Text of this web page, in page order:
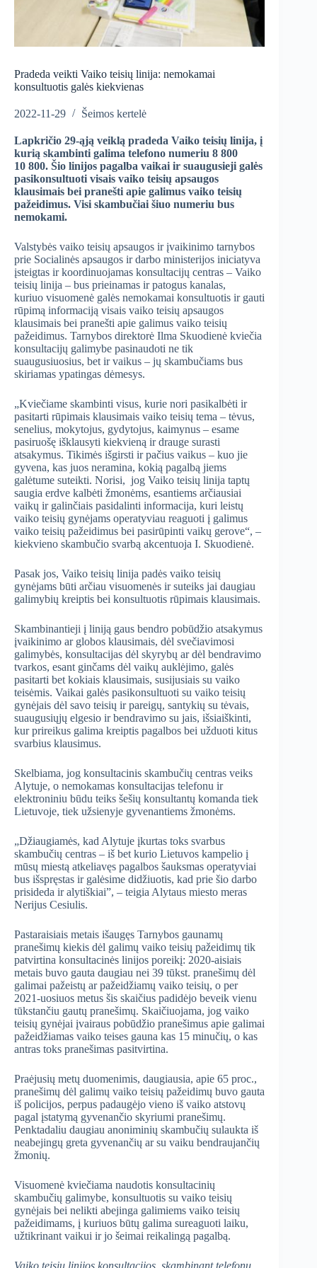
Pradeda veikti Vaiko teisių linija: nemokamai
konsultuotis galės kiekvienas
2022-11-29 Šeimos kertelė
Lapkričio 29-ąją veiklą pradeda Vaiko teisių linija, į
kurią skambinti galima telefono numeriu 8 800
10 800. Šio linijos pagalba vaikai ir suaugusieji galės
pasikonsultuoti visais vaiko teisių apsaugos
klausimais bei pranešti apie galimus vaiko teisių
pažeidimus. Visi skambučiai šiuo numeriu bus
nemokami.
Valstybės vaiko teisių apsaugos ir įvaikinimo tarnybos
prie Socialinės apsaugos ir darbo ministerijos iniciatyva
įsteigtas ir koordinuojamas konsultacijų centras – Vaiko
teisių linija – bus prieinamas ir patogus kanalas,
kuriuo visuomenė galės nemokamai konsultuotis ir gauti
rūpimą informaciją visais vaiko teisių apsaugos
klausimais bei pranešti apie galimus vaiko teisių
pažeidimus. Tarnybos direktorė Ilma Skuodienė kviečia
konsultacijų galimybe pasinaudoti ne tik
suaugusiuosius, bet ir vaikus – jų skambučiams bus
skiriamas ypatingas dėmesys.
„Kviečiame skambinti visus, kurie nori pasikalbėti ir
pasitarti rūpimais klausimais vaiko teisių tema – tėvus,
senelius, mokytojus, gydytojus, kaimynus – esame
pasiruošę išklausyti kiekvieną ir drauge surasti
atsakymus. Tikimės išgirsti ir pačius vaikus – kuo jie
gyvena, kas juos neramina, kokią pagalbą jiems
galėtume suteikti. Norisi, jog Vaiko teisių linija taptų
saugia erdve kalbėti žmonėms, esantiems arčiausiai
vaikų ir galinčiais pasidalinti informacija, kuri leistų
vaiko teisių gynėjams operatyviau reaguoti į galimus
vaiko teisių pažeidimus bei pasirūpinti vaikų gerove“, –
kiekvieno skambučio svarbą akcentuoja I. Skuodienė.
Pasak jos, Vaiko teisių linija padės vaiko teisių
gynėjams būti arčiau visuomenės ir suteiks jai daugiau
galimybių kreiptis bei konsultuotis rūpimais klausimais.
Skambinantieji į liniją gaus bendro pobūdžio atsakymus
įvaikinimo ar globos klausimais, dėl svečiavimosi
galimybės, konsultacijas dėl skyrybų ar dėl bendravimo
tvarkos, esant ginčams dėl vaikų auklėjimo, galės
pasitarti bet kokiais klausimais, susijusiais su vaiko
teisėmis. Vaikai galės pasikonsultuoti su vaiko teisių
gynėjais dėl savo teisių ir pareigų, santykių su tėvais,
suaugusiųjų elgesio ir bendravimo su jais, išsiaiškinti,
kur prireikus galima kreiptis pagalbos bei užduoti kitus
svarbius klausimus.
Skelbiama, jog konsultacinis skambučių centras veiks
Alytuje, o nemokamas konsultacijas telefonu ir
elektroniniu būdu teiks šešių konsultantų komanda tiek
Lietuvoje, tiek užsienyje gyvenantiems žmonėms.
„Džiaugiamės, kad Alytuje įkurtas toks svarbus
skambučių centras – iš bet kurio Lietuvos kampelio į
mūsų miestą atkeliavęs pagalbos šauksmas operatyviai
bus išspręstas ir galėsime didžiuotis, kad prie šio darbo
prisideda ir alytiškiai”, – teigia Alytaus miesto meras
Nerijus Cesiulis.
Pastaraisiais metais išaugęs Tarnybos gaunamų
pranešimų kiekis dėl galimų vaiko teisių pažeidimų tik
patvirtina konsultacinės linijos poreikį: 2020-aisiais
metais buvo gauta daugiau nei 39 tūkst. pranešimų dėl
galimai pažeistų ar pažeidžiamų vaiko teisių, o per
2021-uosiuos metus šis skaičius padidėjo beveik vienu
tūkstančiu gautų pranešimų. Skaičiuojama, jog vaiko
teisių gynėjai įvairaus pobūdžio pranešimus apie galimai
pažeidžiamas vaiko teises gauna kas 15 minučių, o kas
antras toks pranešimas pasitvirtina.
Praėjusių metų duomenimis, daugiausia, apie 65 proc.,
pranešimų dėl galimų vaiko teisių pažeidimų buvo gauta
iš policijos, perpus padaugėjo vieno iš vaiko atstovų
pagal įstatymą gyvenančio skyriumi pranešimų.
Penktadaliu daugiau anoniminių skambučių sulaukta iš
neabejingų greta gyvenančių ar su vaiku bendraujančių
žmonių.
Visuomenė kviečiama naudotis konsultacinių
skambučių galimybe, konsultuotis su vaiko teisių
gynėjais bei nelikti abejinga galimiems vaiko teisių
pažeidimams, į kuriuos būtų galima sureaguoti laiku,
užtikrinant vaikui ir jo šeimai reikalingą pagalbą.